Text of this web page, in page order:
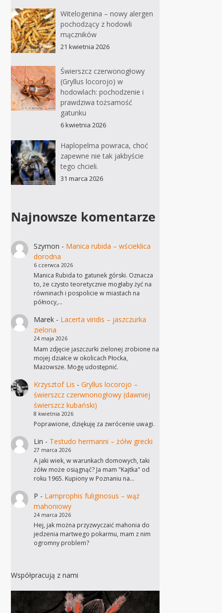
Witelogenina – nowy alergen
pochodzący z hodowli
mączników
21 kwietnia 2026
Świerszcz czerwonogłowy
(Gryllus locorojo) w
hodowlach: pochodzenie i
prawdziwa tożsamość
gatunku
6 kwietnia 2026
Haplopelma powraca, choć
zapewne nie tak jakbyście
tego chcieli.
31 marca 2026
Najnowsze komentarze
Szymon - Manica rubida – wścieklica
dorodna
6 czerwca 2026
Manica Rubida to gatunek górski. Oznacza
to, że czysto teoretycznie mogłaby żyć na
równinach i pospolicie w miastach na
północy,…
Marek- Lacerta viridis – jaszczurka
zielona
24 maja 2026
Mam zdjęcie jaszczurki zielonej zrobione na
mojej działce w okolicach Płocka,
Mazowsze. Mogę udostępnić.
Krzysztof Lis - Gryllus locorojo –
świerszcz czerwnonogłowy (dawniej
świerszcz kubański)
8 kwietnia 2026
Poprawione, dziękuję za zwrócenie uwagi.
Lin - Testudo hermanni – żółw grecki
27 marca 2026
A jaki wiek, w warunkach domowych, taki
żółw może osiągnąć? Ja mam "Kajtka" od
roku 1965. Kupiony w Poznaniu na…
P - Lamprophis fuliginosus – wąż
mahoniowy
24 marca 2026
Hej, jak można przyzwyczaić mahonia do
jedzenia martwego pokarmu, mam z nim
ogromny problem?
Współpracują z nami